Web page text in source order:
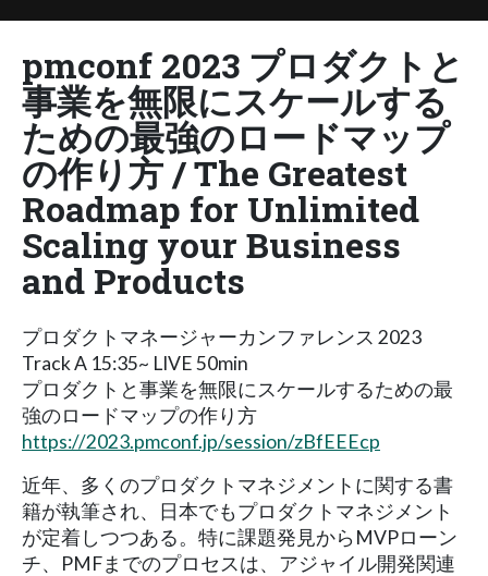
pmconf 2023 プロダクトと
事業を無限にスケールする
ための最強のロードマップ
の作り方 / The Greatest
Roadmap for Unlimited
Scaling your Business
and Products
プロダクトマネージャーカンファレンス 2023
Track A 15:35~ LIVE 50min
プロダクトと事業を無限にスケールするための最
強のロードマップの作り方
https://2023.pmconf.jp/session/zBfEEEcp
近年、多くのプロダクトマネジメントに関する書
籍が執筆され、日本でもプロダクトマネジメント
が定着しつつある。特に課題発見からMVPローン
チ、PMFまでのプロセスは、アジャイル開発関連